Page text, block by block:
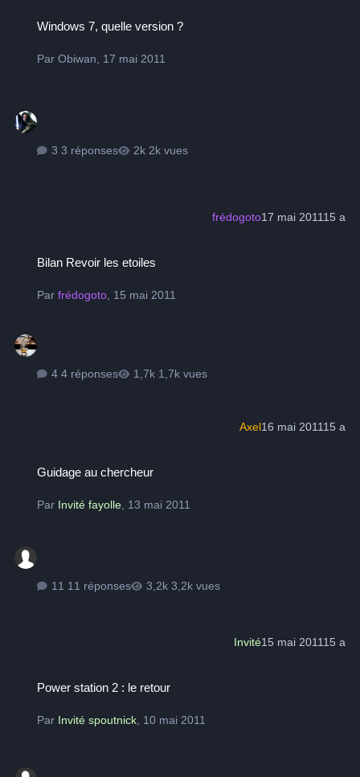
Windows 7, quelle version ?
ParObiwan 17 mai 2011
3 réponses 2k vues
frédogoto17 mai 201115 a
Bilan Revoir les etoiles
Parfrédogoto, 15 mai 2011
4 réponses 1,7k vues
Axel16 mai 201115 a
Guidage au chercheur
Par Invité fayolle, 13 mai 2011
11 réponses 3,2k vues
Invité15 mai 201115 a
Power station 2 : le retour
Par Invité spoutnick, 10 mai 2011